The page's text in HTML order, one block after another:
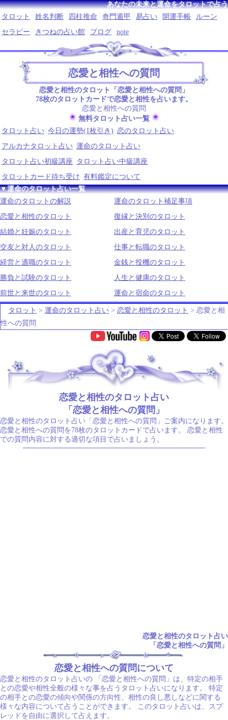
あなたの未来と運命をタロットで占う
タロット
姓名判断 四柱推命 奇門遁甲 易占い 開運手帳
ルーン
セラピー
きつねの占い館 ブログ note
恋愛と相性への質問
恋愛と相性のタロット「恋愛と相性への質問」
78枚のタロットカードで恋愛と相性を占います。
恋愛と相性への質問
無料タロット占い一覧
タロット占い 今日の運勢(1枚引き) 恋のタロット占い
アルカナタロット占い 運命のタロット占い
タロット占い初級講座
タロット占い中級講座
タロットカード待ち受け 有料鑑定について
▼運命のタロット占い一覧
運命のタロットの解説
運命のタロット補足事項
恋愛と相性のタロット
復縁と決別のタロット
結婚と妊娠のタロット
出産と育児のタロット
交友と対人のタロット
仕事と転職のタロット
経営と適職のタロット
金銭と投機のタロット
勝負と試験のタロット
人生と健康のタロット
前世と来世のタロット
運命と宿命のタロット
タロット > 運命のタロット占い > 恋愛と相性のタロット > 恋愛と相
性への質問
.
恋愛と相性のタロット占い
「恋愛と相性への質問」
恋愛と相性のタロット占い「恋愛と相性への質問」ご案内になります。
恋愛と相性への質問を78枚のタロットカードで占います。 恋愛と相性
での質問内容に対する適切な項目で占いましょう。
恋愛と相性のタロット占い
「恋愛と相性への質問」
恋愛と相性への質問について
恋愛と相性のタロット占いの 「恋愛と相性への質問」は、特定の相手
との恋愛や相性全般の様々な事を占うタロット占いになります。 特定
の相手との恋愛の傾向や関係の方向性、相性の良し悪しなどに関する
様々な内容について占うことができます。 このタロット占いは、スプ
レッドを自由に選択して占えます。